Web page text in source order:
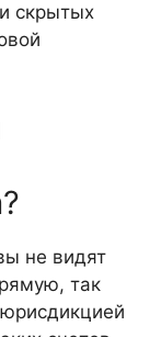
скрытых
не видят
так